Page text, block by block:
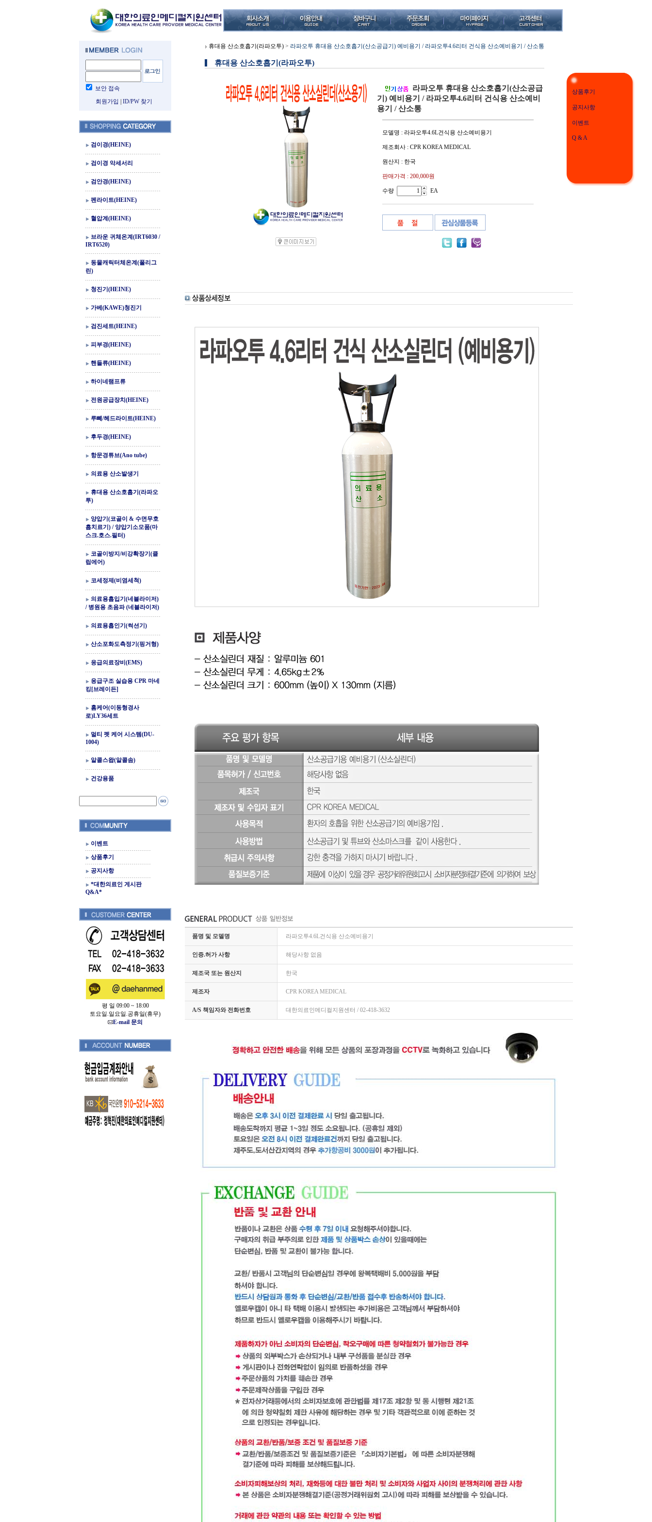
보안 접속
회원가입
ID/PW 찾기
검이경(HEINE)
검이경 악세서리
검안경(HEINE)
펜라이트(HEINE)
혈압계(HEINE)
브라운 귀체온계(IRT6030 /
IRT6520)
동물캐릭터체온계(폴리그
린)
청진기(HEINE)
가베(KAWE)청진기
검진세트(HEINE)
피부경(HEINE)
핸들류(HEINE)
하이네램프류
전원공급장치(HEINE)
루뻬/헤드라이트(HEINE)
후두경(HEINE)
항문경튜브(Ano tube)
의료용 산소발생기
휴대용 산소호흡기(라파오
투)
양압기(코골이 & 수면무호
흡치료기) / 양압기소모품(마
스크.호스.필터)
코골이방지/비강확장기(클
립에어)
코세정제(비염세척)
의료용흡입기(네블라이저)
/ 병원용 초음파 (네블라이저)
의료용흡인기(썩션기)
산소포화도측정기(핑거형)
응급의료장비(EMS)
응급구조 실습용 CPR 마네
킹[브레이든]
홈케어(이동형경사
로)LY36세트
멀티 펫 케어 시스템(DU-
1004)
알콜스왑(알콜솜)
건강용품
이벤트
상품후기
공지사항
*대한의료인 게시판
Q&A*
평 일 09:00 ~ 18:00
토요일.일요일.공휴일(휴무)
E-mail 문의
휴대용 산소호흡기(라파오투) > 라파오투 휴대용 산소호흡기(산소공급기) 예비용기 / 라파오투4.6리터 건식용 산소예비용기 / 산소통
휴대용 산소호흡기(라파오투)
라파오투 휴대용 산소호흡기(산소공급
기) 예비용기 / 라파오투4.6리터 건식용 산소예비
용기 / 산소통
모델명 : 라파오투4.6L건식용 산소예비용기
제조회사 : CPR KOREA MEDICAL
원산지 : 한국
판매가격 : 200,000원
수량 EA
품명 및 모델명 라파오투4.6L건식용 산소예비용기
인증.허가 사항 해당사항 없음
제조국 또는 원산지 한국
제조자 CPR KOREA MEDICAL
A/S 책임자와 전화번호 대한의료인메디컬지원센터 / 02-418-3632
상품후기
공지사항
이벤트
Q & A